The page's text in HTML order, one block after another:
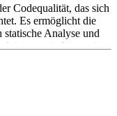
Codequalität, das sich
Es ermöglicht die
Analyse und
wie Integration
und
Das Pricing-
sowie
die erweiterte